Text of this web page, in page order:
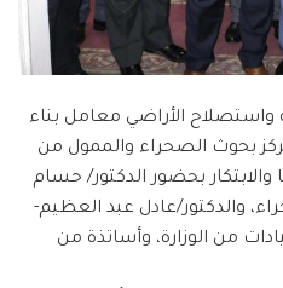
واستصلاح الأراضي معامل بناء
بحوث الصحراء والممول من
والابتكار بحضور الدكتور/ حسام
والدكتور/عادل عبد العظيم-
من الوزارة، وأساتذة من